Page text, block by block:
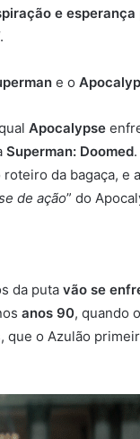
e esperança
e o
Apocalypse
Superman: Doomed
da bagaça, e
de ação” do
da puta vão se
anos 90, quando
que o Azulão